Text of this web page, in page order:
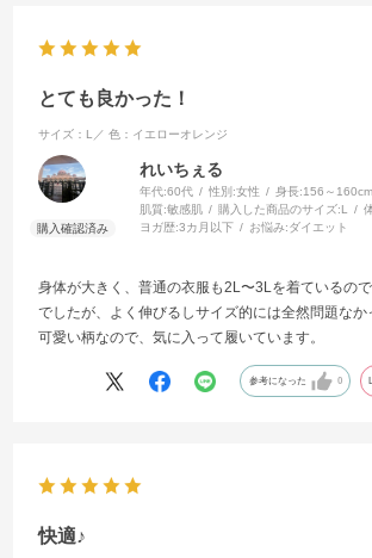
とても良かった！
サイズ：L／ 色：イエローオレンジ
れいちぇる
年代:60代 性別:女性 身長:156～160cm
肌質:敏感肌 購入した商品のサイズ:L
ヨガ歴:3カ月以下 お悩み:ダイエット
身体が大きく、普通の衣服も2L〜3Lを着ているの
でしたが、よく伸びるしサイズ的には全然問題なか
可愛い柄なので、気に入って履いています。
参考になった 0
快適♪